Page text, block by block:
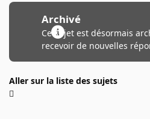
Archivé
Ce sujet est désormais
recevoir de nouvelles
Aller sur la liste des sujets